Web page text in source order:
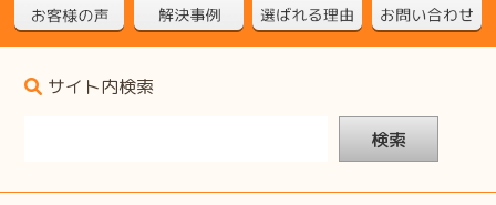
サイト内検索
検索